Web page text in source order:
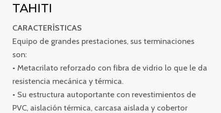
TAHITI
CARACTERÍSTICAS
Equipo de grandes prestaciones, sus terminaciones
son:
• Metacrilato reforzado con fibra de vidrio lo que le da
resistencia mecánica y térmica.
• Su estructura autoportante con revestimientos de
PVC, aislación térmica, carcasa aislada y cobertor